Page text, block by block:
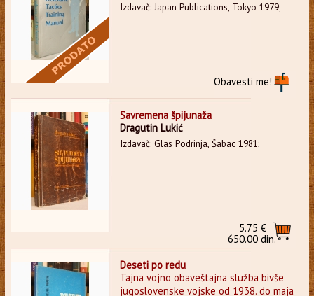
Izdavač: Japan Publications, Tokyo 1979;
Obavesti me!
Savremena špijunaža
Dragutin Lukić
Izdavač: Glas Podrinja, Šabac 1981;
5.75 €
650.00 din.
Deseti po redu
Tajna vojno obaveštajna služba bivše
jugoslovenske vojske od 1938. do maja